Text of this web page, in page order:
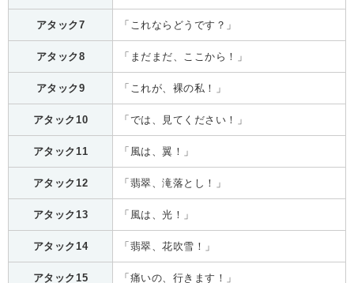
アタック7 「これならどうです？」
アタック8 「まだまだ、ここから！」
アタック9 「これが、裸の私！」
アタック10 「では、見てください！」
アタック11 「風は、翼！」
アタック12 「翡翠、滝落とし！」
アタック13 「風は、光！」
アタック14 「翡翠、花吹雪！」
アタック15 「痛いの、行きます！」